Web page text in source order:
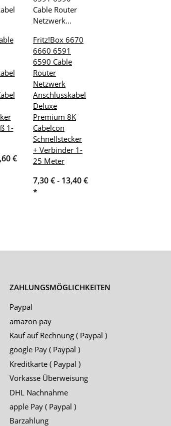
1-
€
Fritz!Box 6670
6660 6591
6590 Cable
Router
Netzwerk
Anschlusskabel
Deluxe
Premium 8K
Cabelcon
Schnellstecker
+ Verbinder 1-
25 Meter
7,30 € - 13,40 €
*
ZAHLUNGSMÖGLICHKEITEN
Paypal
amazon pay
Kauf auf Rechnung ( Paypal )
google Pay ( Paypal )
Kreditkarte ( Paypal )
Vorkasse Überweisung
DHL Nachnahme
apple Pay ( Paypal )
Barzahlung